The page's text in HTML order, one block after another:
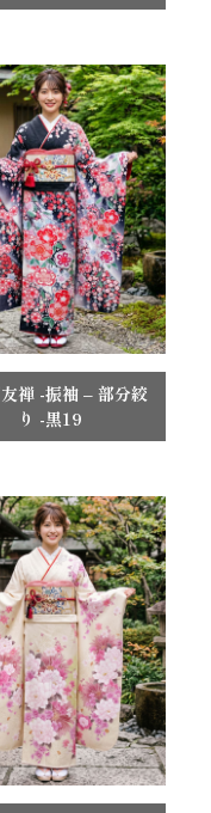
禅 -振袖 – 部分絞
り -黒19